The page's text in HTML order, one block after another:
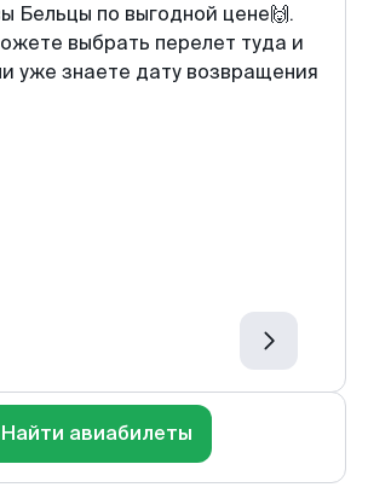
Бельцы по выгодной цене🙌.
выбрать перелет туда и
уже знаете дату возвращения
Найти авиабилеты